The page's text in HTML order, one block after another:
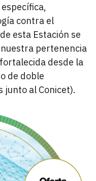
contra el
esta Estación se
pertenencia
desde la
de doble
junto al Conicet).